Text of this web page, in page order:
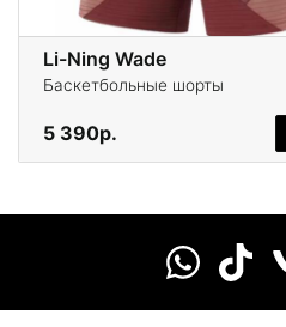
Li-Ning Wade
Баскетбольные шорты
5 390р.